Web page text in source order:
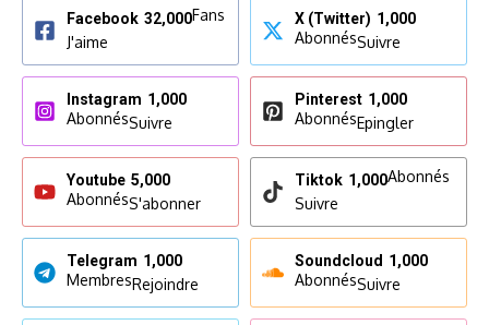
Facebook 32,000Fans
J'aime
X (Twitter) 1,000
AbonnésSuivre
Instagram 1,000
AbonnésSuivre
Pinterest 1,000
AbonnésEpingler
Youtube 5,000
AbonnésS'abonner
Tiktok 1,000Abonnés
Suivre
Telegram 1,000
MembresRejoindre
Soundcloud 1,000
AbonnésSuivre